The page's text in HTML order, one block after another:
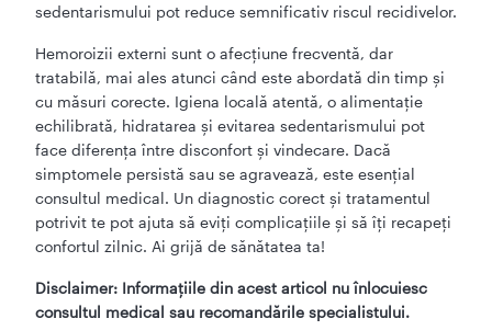
sedentarismului pot reduce semnificativ riscul recidivelor.
Hemoroizii externi sunt o afecțiune frecventă, dar
tratabilă, mai ales atunci când este abordată din timp și
cu măsuri corecte. Igiena locală atentă, o alimentație
echilibrată, hidratarea și evitarea sedentarismului pot
face diferența între disconfort și vindecare. Dacă
simptomele persistă sau se agravează, este esențial
consultul medical. Un diagnostic corect și tratamentul
potrivit te pot ajuta să eviți complicațiile și să îți recapeți
confortul zilnic. Ai grijă de sănătatea ta!
Disclaimer: Informațiile din acest articol nu înlocuiesc
consultul medical sau recomandările specialistului.